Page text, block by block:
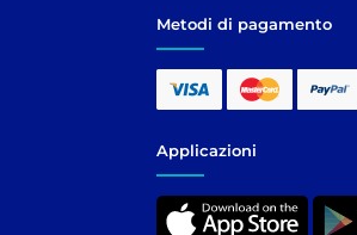
Metodi di pagamento
Applicazioni